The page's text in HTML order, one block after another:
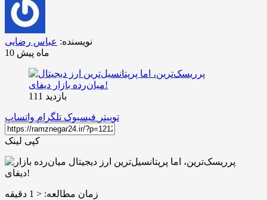
نویسنده: عباس رضایی
10 ماه پیش
بازدید 111
توییتر فیسبوک تلگرام واتساپ
کپی لینک
زمان مطالعه: < 1 دقیقه